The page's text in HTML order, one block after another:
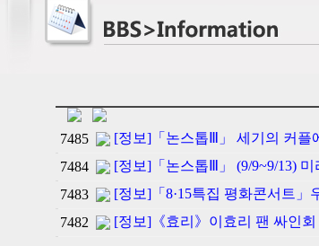
7485 [정보]「논스톱Ⅲ」 세기의 커플
7484
[정보]「논스톱Ⅲ」 (9/9~9/13) 미
7483
[정보]「8·15특집 평화콘서트」
7482
[정보]《효리》이효리 팬 싸인